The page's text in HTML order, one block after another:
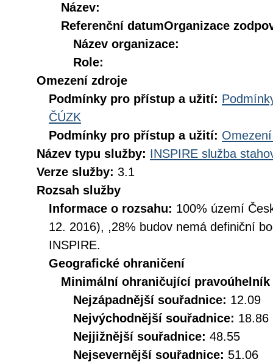
Název:
Referenční datumOrganizace
Název organizace:
Role:
Omezení zdroje
Podmínky pro přístup a užití:
ČÚZK
Podmínky pro přístup a užití:
Název typu služby: INSPIRE služba
Verze služby: 3.1
Rozsah služby
Informace o rozsahu: 100% území
12. 2016), ,28% budov nemá definiční
INSPIRE.
Geografické ohraničení
Minimální ohraničující pravoúhelník
Nejzápadnější souřadnice: 12.09
Nejvýchodnější souřadnice: 18.86
Nejjižnější souřadnice: 48.55
Nejsevernější souřadnice: 51.06